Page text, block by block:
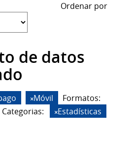
Ordenar por
de datos
Móvil
Formatos:
Categorias: Estadísticas